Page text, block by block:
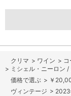
> ワイン >
> ミシェル・ニーロン
> ￥
>